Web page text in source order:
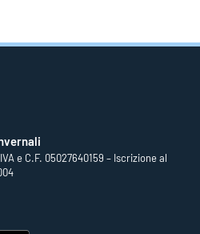
e C.F. 05027640159 – Iscrizione al